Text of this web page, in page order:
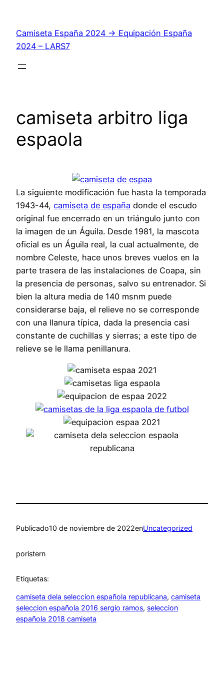
contenido
Camiseta España 2024 → Equipación España
2024 – LARS7
camiseta arbitro liga
espaola
La siguiente modificación fue hasta la temporada
1943-44, camiseta de españa donde el escudo
original fue encerrado en un triángulo junto con
la imagen de un Águila. Desde 1981, la mascota
oficial es un Águila real, la cual actualmente, de
nombre Celeste, hace unos breves vuelos en la
parte trasera de las instalaciones de Coapa, sin
la presencia de personas, salvo su entrenador. Si
bien la altura media de 140 msnm puede
considerarse baja, el relieve no se corresponde
con una llanura típica, dada la presencia casi
constante de cuchillas y sierras; a este tipo de
relieve se le llama penillanura.
Publicado10 de noviembre de 2022enUncategorized
poristern
Etiquetas:
camiseta dela seleccion española republicana, camiseta
seleccion española 2016 sergio ramos, seleccion
española 2018 camiseta